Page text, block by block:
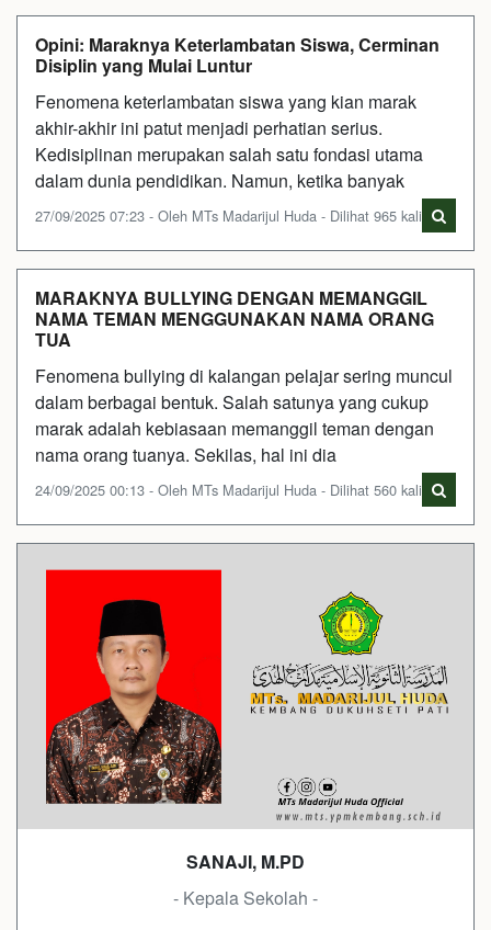
Opini: Maraknya Keterlambatan Siswa, Cerminan
Disiplin yang Mulai Luntur
Fenomena keterlambatan siswa yang kian marak
akhir-akhir ini patut menjadi perhatian serius.
Kedisiplinan merupakan salah satu fondasi utama
dalam dunia pendidikan. Namun, ketika banyak
27/09/2025 07:23 - Oleh MTs Madarijul Huda - Dilihat 965 kali
MARAKNYA BULLYING DENGAN MEMANGGIL
NAMA TEMAN MENGGUNAKAN NAMA ORANG
TUA
Fenomena bullying di kalangan pelajar sering muncul
dalam berbagai bentuk. Salah satunya yang cukup
marak adalah kebiasaan memanggil teman dengan
nama orang tuanya. Sekilas, hal ini dia
24/09/2025 00:13 - Oleh MTs Madarijul Huda - Dilihat 560 kali
SANAJI, M.PD
- Kepala Sekolah -